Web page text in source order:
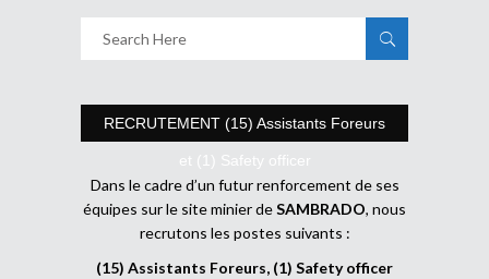
RECRUTEMENT (15) Assistants Foreurs
et (1) Safety officer
Dans le cadre d’un futur renforcement de ses
équipes sur le site minier deSAMBRADO, nous
recrutons les postes suivants :
(15) Assistants Foreurs, (1) Safety officer